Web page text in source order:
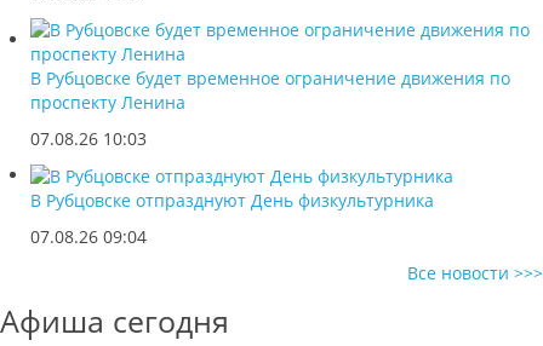
В Рубцовске будет временное ограничение движения по
проспекту Ленина
07.08.26 10:03
В Рубцовске отпразднуют День физкультурника
07.08.26 09:04
Все новости >>>
Афиша сегодня